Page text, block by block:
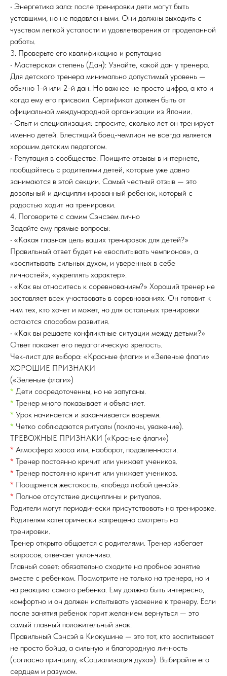
• Энергетика зала: после тренировки дети могут быть
уставшими, но не подавленными. Они должны выходить с
чувством легкой усталости и удовлетворения от проделанной
работы.
3. Проверьте его квалификацию и репутацию
• Мастерская степень (Дан): Узнайте, какой дан у тренера.
Для детского тренера минимально допустимый уровень —
обычно 1-й или 2-й дан. Но важнее не просто цифра, а кто и
когда ему его присвоил. Сертификат должен быть от
официальной международной организации из Японии.
• Опыт и специализация: спросите, сколько лет он тренирует
именно детей. Блестящий боец-чемпион не всегда является
хорошим детским педагогом.
• Репутация в сообществе: Поищите отзывы в интернете,
пообщайтесь с родителями детей, которые уже давно
занимаются в этой секции. Самый честный отзыв — это
довольный и дисциплинированный ребенок, который с
радостью ходит на тренировки.
4. Поговорите с самим Сэнсэем лично
Задайте ему прямые вопросы:
• «Какая главная цель ваших тренировок для детей?»
Правильный ответ будет не «воспитывать чемпионов», а
«воспитывать сильных духом, и уверенных в себе
личностей», «укреплять характер».
• «Как вы относитесь к соревнованиям?» Хороший тренер не
заставляет всех участвовать в соревнованиях. Он готовит к
ним тех, кто хочет и может, но для остальных тренировки
остаются способом развития.
• «Как вы решаете конфликтные ситуации между детьми?»
Ответ покажет его педагогическую зрелость.
Чек-лист для выбора: «Красные флаги» и «Зеленые флаги»
ХОРОШИЕ ПРИЗНАКИ
(«Зеленые флаги»)
* Дети сосредоточенны, но не запуганы.
* Тренер много показывает и объясняет.
* Урок начинается и заканчивается вовремя.
* Четко соблюдаются ритуалы (поклоны, уважение).
ТРЕВОЖНЫЕ ПРИЗНАКИ («Красные флаги»)
* Атмосфера хаоса или, наоборот, подавленности.
* Тренер постоянно кричит или унижает учеников.
* Тренер постоянно кричит или унижает учеников.
* Поощряется жестокость, «победа любой ценой».
* Полное отсутствие дисциплины и ритуалов.
Родители могут периодически присутствовать на тренировке.
Родителям категорически запрещено смотреть на
тренировки.
Тренер открыто общается с родителями. Тренер избегает
вопросов, отвечает уклончиво.
Главный совет: обязательно сходите на пробное занятие
вместе с ребенком. Посмотрите не только на тренера, но и
на реакцию самого ребенка. Ему должно быть интересно,
комфортно и он должен испытывать уважение к тренеру. Если
после занятия ребенок горит желанием вернуться — это
самый главный положительный знак.
Правильный Сэнсэй в Киокушине — это тот, кто воспитывает
не просто бойца, а сильную и благородную личность
(согласно принципу, «Социализация духа»). Выбирайте его
сердцем и разумом.